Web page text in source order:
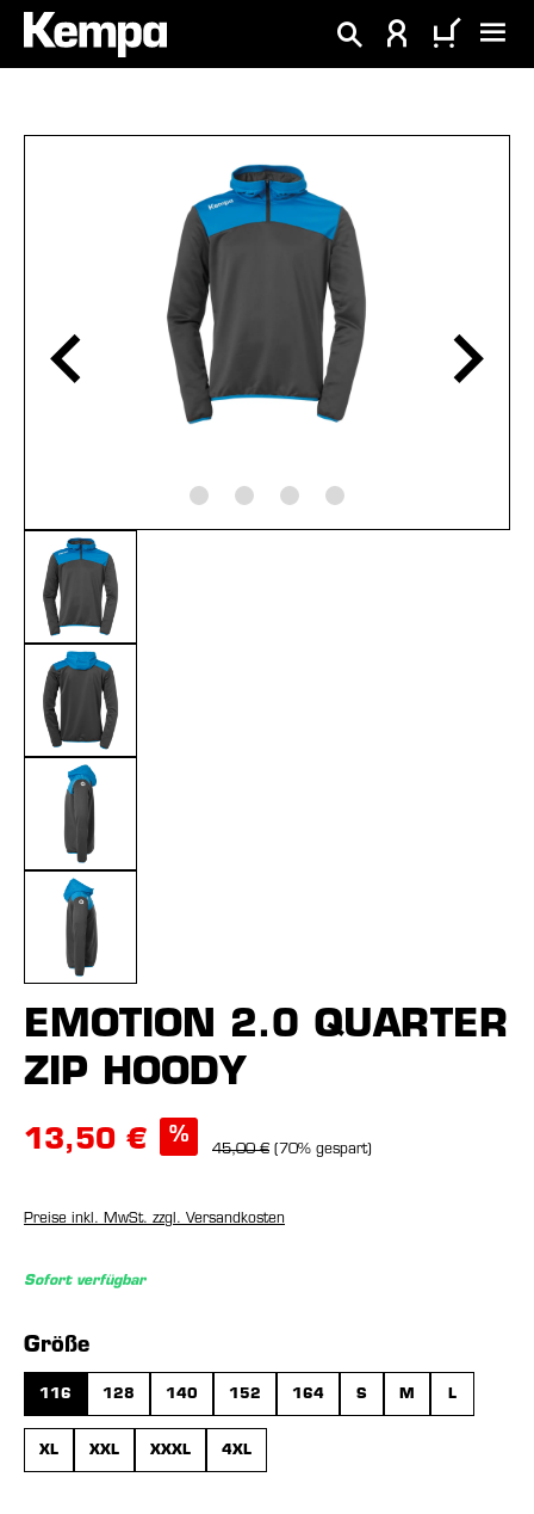
springen
EMOTION 2.0 QUARTER
ZIP HOODY
13,50 € %
45,00 € (70% gespart)
Preise inkl. MwSt. zzgl. Versandkosten
Sofort verfügbar
Größeauswählen
116 128 140 152 164 S M L
XL XXL XXXL 4XL